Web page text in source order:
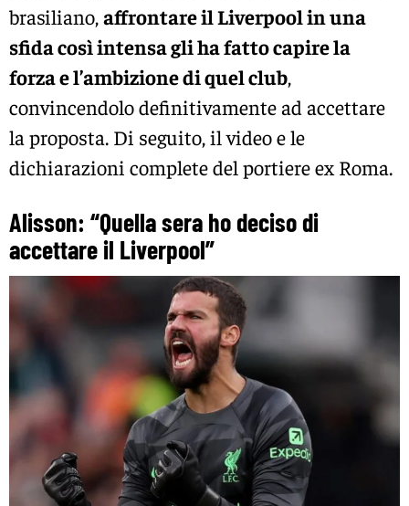
brasiliano,affrontare il Liverpool in una
sfida così intensa gli ha fatto capire la
forza e l’ambizione di quel club,
convincendolo definitivamente ad accettare
la proposta. Di seguito, il video e le
dichiarazioni complete del portiere ex Roma.
Alisson: “Quella sera ho deciso di
accettare il Liverpool”